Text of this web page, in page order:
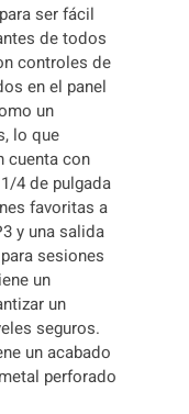
ser fácil
de todos
controles de
en el panel
un
lo que
cuenta con
4 de pulgada
favoritas a
y una salida
sesiones
un
un
seguros.
un acabado
perforado